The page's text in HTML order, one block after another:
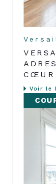
CŒUR
Voir le